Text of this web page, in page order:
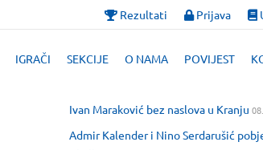
Rezultati Prijava
IGRAČI SEKCIJE O NAMA POVIJEST
Ivan Maraković bez naslova u Kranju
Admir Kalender i Nino Serdarušić